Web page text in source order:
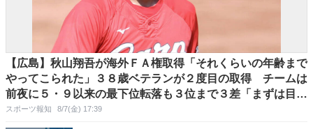
【広島】秋山翔吾が海外ＦＡ権取得「それくらいの年齢まで
やってこられた」３８歳ベテランが２度目の取得 チームは
前夜に５・９以来の最下位転落も３位まで３差「まずは目の
前の試合を頑張ってやっていく」
スポーツ報知 8/7(金) 17:39